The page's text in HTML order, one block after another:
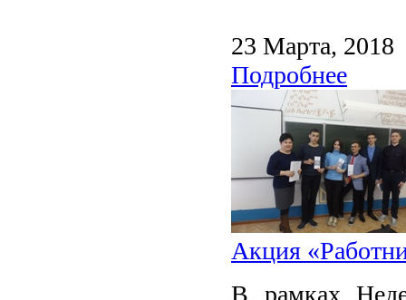
23 Марта, 2018
Подробнее
Акция